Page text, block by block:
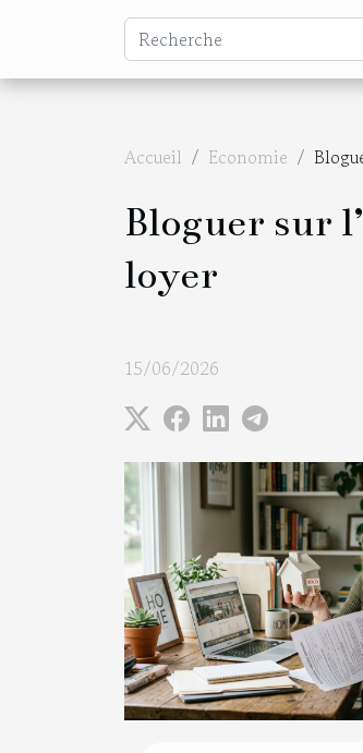
Accueil Economie
Bloguer sur
loyer
15/06/2026